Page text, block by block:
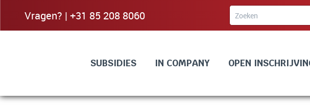
Vragen? | +31 85 208 8060
SUBSIDIES IN COMPANY OPEN